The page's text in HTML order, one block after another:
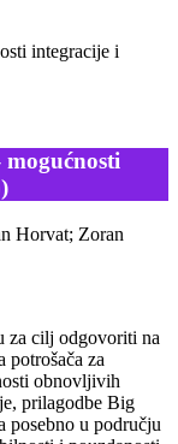
integracije i
Horvat; Zoran
za cilj odgovoriti na
potrošača za
obnovljivih
prilagodbe Big
posebno u području